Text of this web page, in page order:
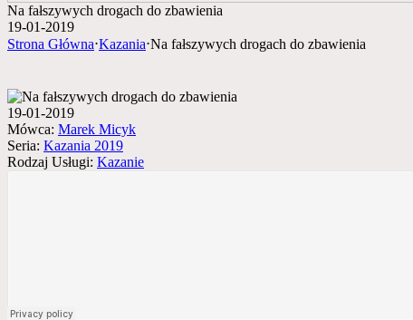
Na fałszywych drogach do zbawienia
19-01-2019
Strona Główna⋅Kazania⋅Na fałszywych drogach do zbawienia
19-01-2019
Mówca: Marek Micyk
Seria: Kazania 2019
Rodzaj Usługi: Kazanie